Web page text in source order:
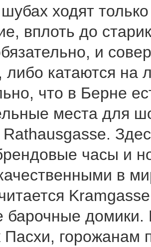
ходят
вплоть до
и
либо катаются на
что в Берне
места для
часы и
в
барочные домики.
Пасхи, горожанам